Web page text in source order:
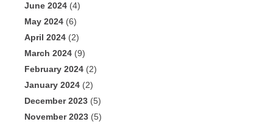
June 2024 (4)
May 2024 (6)
April 2024 (2)
March 2024 (9)
February 2024 (2)
January 2024 (2)
December 2023 (5)
November 2023 (5)